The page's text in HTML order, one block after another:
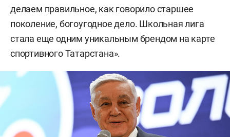
делаем правильное, как говорило старшее
поколение, богоугодное дело. Школьная лига
стала еще одним уникальным брендом на карте
спортивного Татарстана».